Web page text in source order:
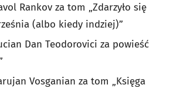
Rankov za tom „Zdarzyło się
(albo kiedy indziej)”
Dan Teodorovici za powieść
Vosganian za tom „Księga